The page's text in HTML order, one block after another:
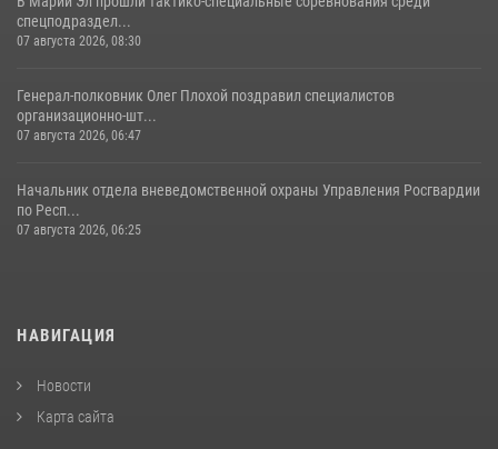
спецподраздел...
07 августа 2026, 08:30
Генерал-полковник Олег Плохой поздравил специалистов
организационно-шт...
07 августа 2026, 06:47
Начальник отдела вневедомственной охраны Управления Росгвардии
по Респ...
07 августа 2026, 06:25
НАВИГАЦИЯ
Новости
Карта сайта